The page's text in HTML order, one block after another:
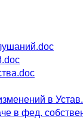
в
в фед.